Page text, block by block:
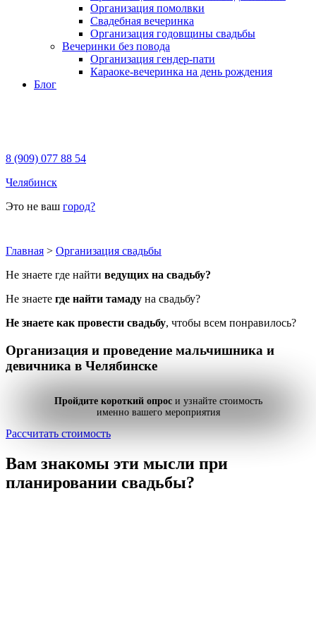
Организация помолвки
Свадебная вечеринка
Организация годовщины свадьбы
Вечеринки без повода
Организация гендер-пати
Караоке-вечеринка на день рождения
Блог
8 (909) 077 88 54
Челябинск
Это не ваш город?
Главная > Организация свадьбы
Не знаете где найти ведущих на свадьбу?
Не знаете где найти тамаду на свадьбу?
Не знаете как провести свадьбу, чтобы всем понравилось?
Организация и проведение мальчишника и
девичника в Челябинске
Пройдите короткий опроси узнайте стоимость
именно вашего мероприятия
Рассчитать стоимость
Вам знакомы эти мысли при
планировании свадьбы?